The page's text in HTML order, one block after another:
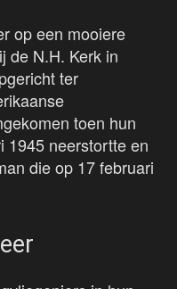
op een mooiere
de N.H. Kerk in
ter
toen hun
1945 neerstortte en
die op 17 februari